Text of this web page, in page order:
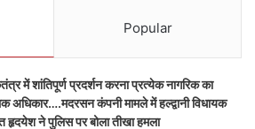
Popular
में शांतिपूर्ण प्रदर्शन करना प्रत्येक नागरिक का
अधिकार….मदरसन कंपनी मामले में हल्द्वानी विधायक
हृदयेश ने पुलिस पर बोला तीखा हमला